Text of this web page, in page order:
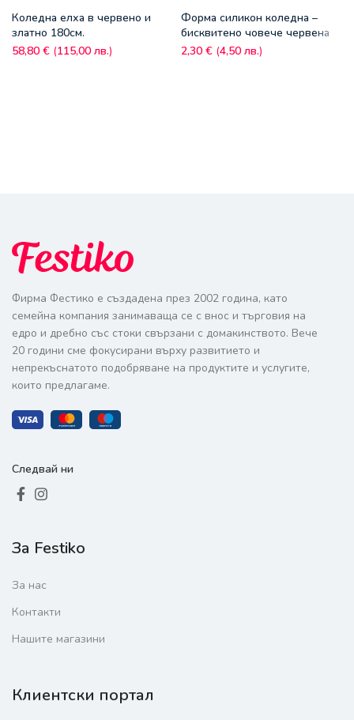
Коледна елха в червено и
златно 180см.
58,80 € (115,00 лв.)
Форма силикон коледна –
бисквитено човече червена
2,30 € (4,50 лв.)
Фирма Фестико е създадена през 2002 година, като
семейна компания занимаваща се с внос и търговия на
едро и дребно със стоки свързани с домакинството. Вече
20 години сме фокусирани върху развитието и
непрекъснатото подобряване на продуктите и услугите,
които предлагаме.
Следвай ни
За Festiko
За нас
Контакти
Нашите магазини
Клиентски портал